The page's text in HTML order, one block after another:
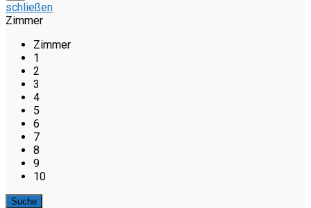
schließen
Zimmer
Zimmer
1
2
3
4
5
6
7
8
9
10